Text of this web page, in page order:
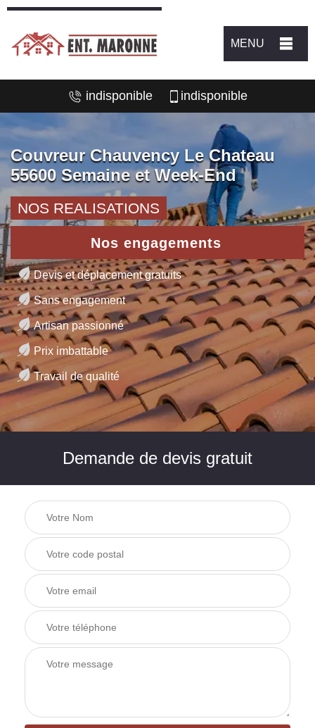
MENU
indisponible indisponible
Couvreur Chauvency Le Chateau
55600 Semaine et Week-End
NOS REALISATIONS
Nos engagements
Devis et déplacement gratuits
Sans engagement
Artisan passionné
Prix imbattable
Travail de qualité
Demande de devis gratuit